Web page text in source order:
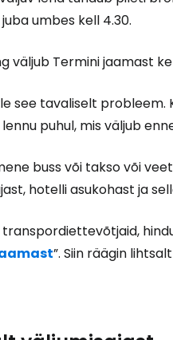
umbes kell 4.30.
väljub Termini jaamast
see tavaliselt probleem.
puhul, mis väljub
buss või takso või
hotelli asukohast ja
”. Siin räägin